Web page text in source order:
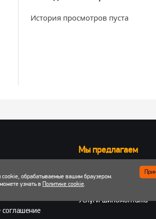
История просмотров пуста
соглашение
Мы предлагаем
Запчасти для
Запчасти для
Шины, колеса, диски
Услуги шиномонтажа
cookie, обрабатываемые вашим браузером.
узнать в Политике cookie.